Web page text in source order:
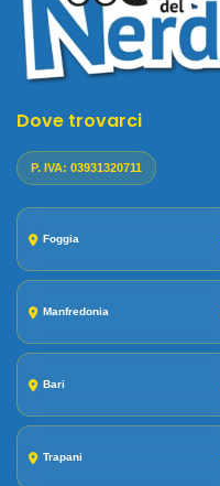
Dove trovarci
P. IVA: 03931320711
Foggia
Manfredonia
Bari
Trapani